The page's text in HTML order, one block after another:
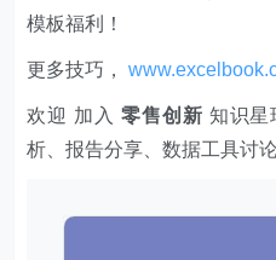
模板福利​​​​！
更多技巧，
欢迎 加入 零售创新 知识星
析、报告分享、数据工具讨论